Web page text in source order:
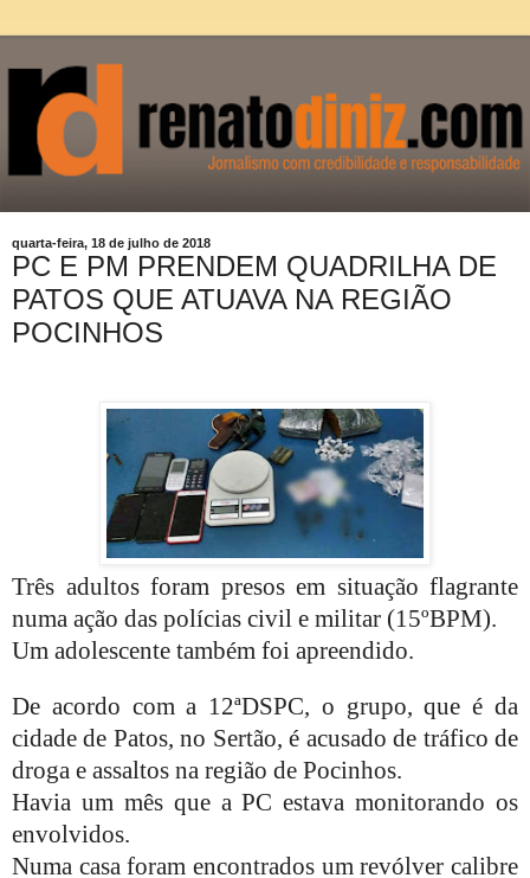
quarta-feira, 18 de julho de 2018
PC E PM PRENDEM QUADRILHA DE
PATOS QUE ATUAVA NA REGIÃO
POCINHOS
Três adultos foram presos em situação flagrante
numa ação das polícias civil e militar (15ºBPM).
Um adolescente também foi apreendido.
De acordo com a 12ªDSPC, o grupo, que é da
cidade de Patos, no Sertão, é acusado de tráfico de
droga e assaltos na região de Pocinhos.
Havia um mês que a PC estava monitorando os
envolvidos.
Numa casa foram encontrados um revólver calibre